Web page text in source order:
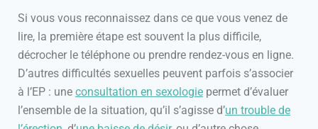
Si vous vous reconnaissez dans ce que vous venez de
lire, la première étape est souvent la plus difficile,
décrocher le téléphone ou prendre rendez-vous en ligne.
D’autres difficultés sexuelles peuvent parfois s’associer
à l’EP : une consultation en sexologie permet d’évaluer
l’ensemble de la situation, qu’il s’agisse d’un trouble de